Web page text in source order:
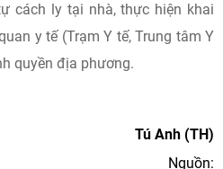
cách ly tại nhà, thực hiện khai
y tế (Trạm Y tế, Trung tâm Y
quyền địa phương.
Tú Anh (TH)
Nguồn: